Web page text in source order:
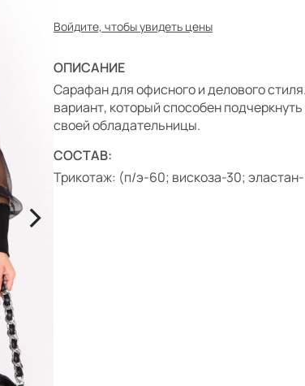
>
Войдите, чтобы увидеть цены
ОПИСАНИЕ
Сарафан для офисного и делового
вариант, который способен
своей обладательницы.
СОСТАВ:
Трикотаж: (п/э-60; вискоза-30;